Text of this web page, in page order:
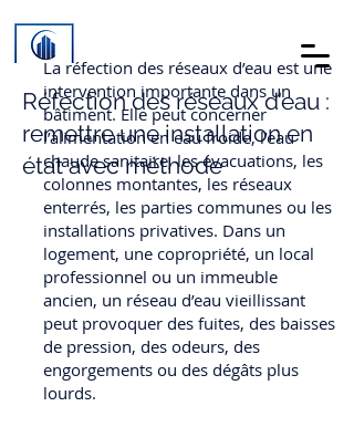
Réfection des réseaux d’eau :
remettre une installation en
état avec méthode
La réfection des réseaux d’eau est une
intervention importante dans un
bâtiment. Elle peut concerner
l’alimentation en eau froide, l’eau
chaude sanitaire, les évacuations, les
colonnes montantes, les réseaux
enterrés, les parties communes ou les
installations privatives. Dans un
logement, une copropriété, un local
professionnel ou un immeuble
ancien, un réseau d’eau vieillissant
peut provoquer des fuites, des baisses
de pression, des odeurs, des
engorgements ou des dégâts plus
lourds.